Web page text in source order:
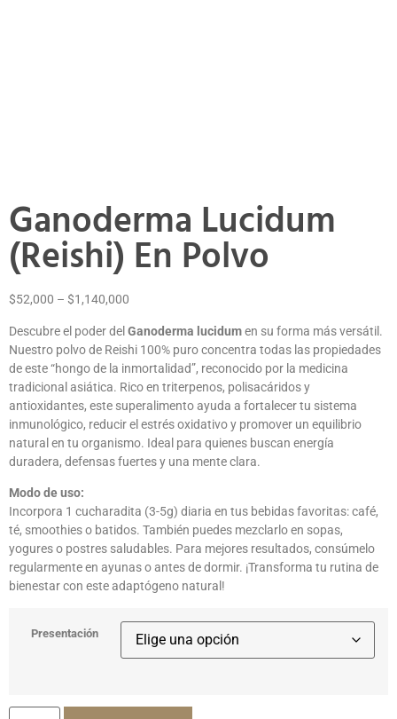
Ganoderma Lucidum
(Reishi) En Polvo
$52,000 – $1,140,000
Descubre el poder del Ganoderma lucidumen su forma más versátil.
Nuestro polvo de Reishi 100% puro concentra todas las propiedades
de este “hongo de la inmortalidad”, reconocido por la medicina
tradicional asiática. Rico en triterpenos, polisacáridos y
antioxidantes, este superalimento ayuda a fortalecer tu sistema
inmunológico, reducir el estrés oxidativo y promover un equilibrio
natural en tu organismo. Ideal para quienes buscan energía
duradera, defensas fuertes y una mente clara.
Modo de uso:
Incorpora 1 cucharadita (3-5g) diaria en tus bebidas favoritas: café,
té, smoothies o batidos. También puedes mezclarlo en sopas,
yogures o postres saludables. Para mejores resultados, consúmelo
regularmente en ayunas o antes de dormir. ¡Transforma tu rutina de
bienestar con este adaptógeno natural!
Presentación